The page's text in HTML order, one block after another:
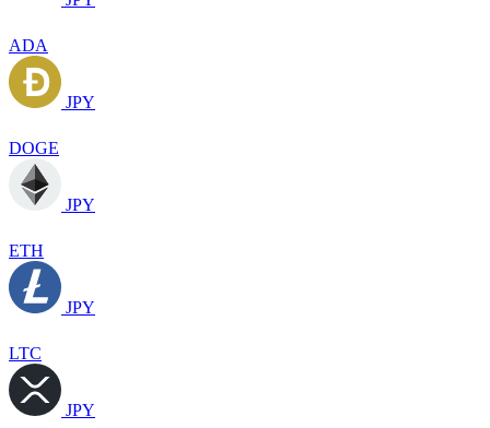
ADA
JPY
DOGE
JPY
ETH
JPY
LTC
JPY